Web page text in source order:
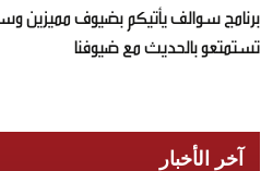
برنامج سوالف يأتيكم بضيوف مميزين
تستمتعو بالحديث مع ضيوفنا
آخر الأخبار